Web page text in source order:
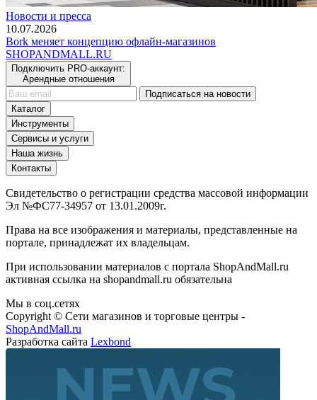
Новости и пресса
10.07.2026
Bork меняет концепцию офлайн-магазинов
SHOPANDMALL.RU
Подключить PRO-аккаунт:
Арендные отношения
Подписаться на новости
Каталог
Инструменты
Сервисы и услуги
Наша жизнь
Контакты
Свидетельство о регистрации средства массовой информации
Эл №ФС77-34957 от 13.01.2009г.
Права на все изображения и материалы, представленные на
портале, принадлежат их владельцам.
При использовании материалов с портала ShopAndMall.ru
активная ссылка на shopandmall.ru обязательна
Мы в соц.сетях
Copyright © Сети магазинов и торговые центры -
ShopAndMall.ru
Разработка сайта Lexbond